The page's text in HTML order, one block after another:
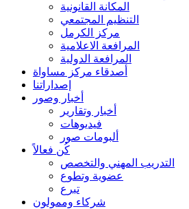
المكانة القانونية
التنظيم المجتمعي
مركز الكرمل
المرافعة الاعلامية
المرافعة الدولية
أصدقاء مركز مساواة
إصداراتنا
أخبار وصور
أخبار وتقارير
فيديوهات
ألبومات صور
كُن فعالاً
التدريب المهني والتخصص
عضوية وتطوع
تبرع
شركاء وممولون